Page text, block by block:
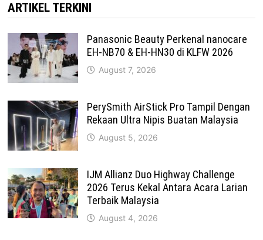
ARTIKEL TERKINI
Panasonic Beauty Perkenal nanocare
EH-NB70 & EH-HN30 di KLFW 2026
August 7, 2026
PerySmith AirStick Pro Tampil Dengan
Rekaan Ultra Nipis Buatan Malaysia
August 5, 2026
IJM Allianz Duo Highway Challenge
2026 Terus Kekal Antara Acara Larian
Terbaik Malaysia
August 4, 2026